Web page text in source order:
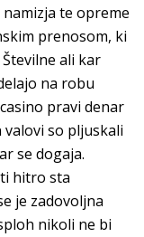
te opreme
prenosom, ki
ali kar
na robu
pravi denar
valovi so pljuskali
se dogaja.
hitro sta
je zadovoljna
nikoli ne bi